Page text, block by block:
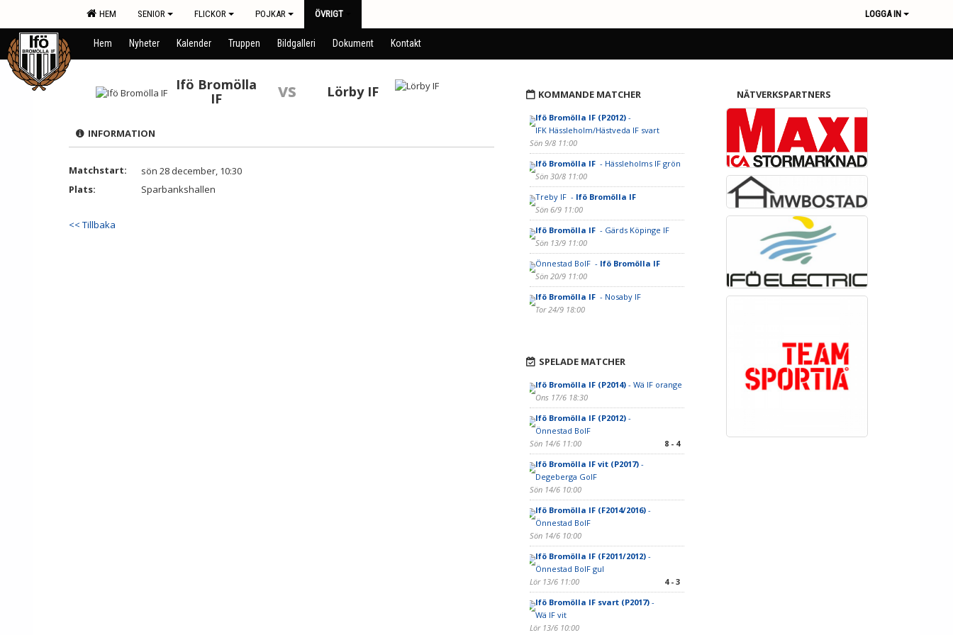
HEM SENIOR FLICKOR POJKAR ÖVRIGT LOGGA IN
Hem Nyheter Kalender Truppen Bildgalleri Dokument Kontakt
Ifö Bromölla
IF
vs Lörby IF
INFORMATION
Matchstart:
sön 28 december, 10:30
Plats:
Sparbankshallen
<< Tillbaka
KOMMANDE MATCHER
Ifö Bromölla IF (P2012)-
IFK Hässleholm/Hästveda IF svart
Sön 9/8 11:00
Ifö Bromölla IF - Hässleholms IF grön
Sön 30/8 11:00
Treby IF - Ifö Bromölla IF
Sön 6/9 11:00
Ifö Bromölla IF - Gärds Köpinge IF
Sön 13/9 11:00
Önnestad BoIF - Ifö Bromölla IF
Sön 20/9 11:00
Ifö Bromölla IF - Nosaby IF
Tor 24/9 18:00
SPELADE MATCHER
Ifö Bromölla IF (P2014)- Wä IF orange
Ons 17/6 18:30
Ifö Bromölla IF (P2012)-
Önnestad BoIF
Sön 14/6 11:00
8 - 4
Ifö Bromölla IF vit (P2017)-
Degeberga GoIF
Sön 14/6 10:00
Ifö Bromölla IF (F2014/2016)-
Önnestad BoIF
Sön 14/6 10:00
Ifö Bromölla IF (F2011/2012)-
Önnestad BoIF gul
Lör 13/6 11:00
4 - 3
Ifö Bromölla IF svart (P2017)-
Wä IF vit
Lör 13/6 10:00
NÄTVERKSPARTNERS